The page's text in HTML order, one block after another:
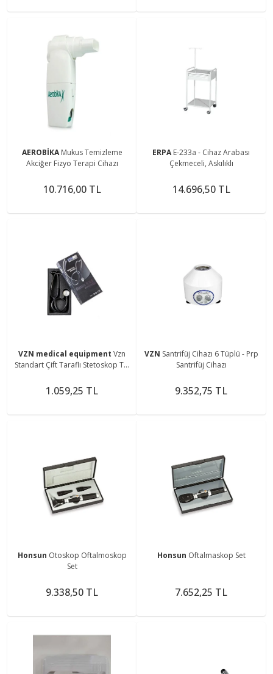
AEROBİKAMukus Temizleme
Akciğer Fizyo Terapi Cihazı
10.716,00 TL
ERPAE-233a - Cihaz Arabası
Çekmeceli, Askılıklı
14.696,50 TL
VZN medical equipment Vzn
Standart Çift Taraflı Stetoskop Ty-
1.059,25 TL
VZN Santrifüj Cihazı 6 Tüplü - Prp
Santrifüj Cihazı
9.352,75 TL
Honsun Otoskop Oftalmoskop
Set
9.338,50 TL
Honsun Oftalmaskop Set
7.652,25 TL